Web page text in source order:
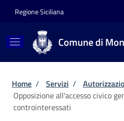
Regione Siciliana
Comune di
Briciole di pane
Home / Servizi /
Opposizione all'accesso civico
controinteressati